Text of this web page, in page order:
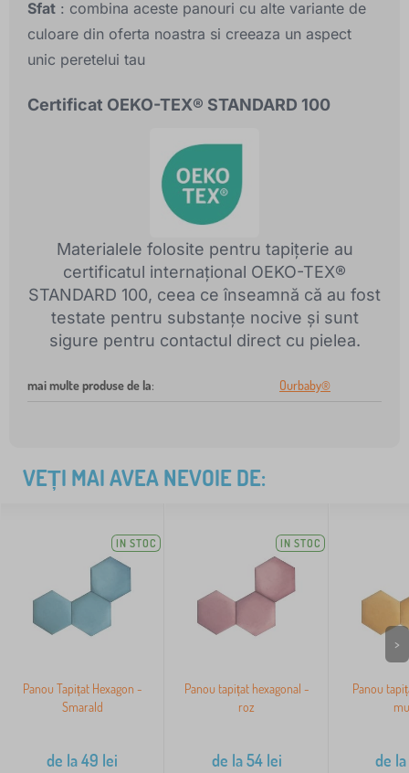
Sfat : combina aceste panouri cu alte variante de
culoare din oferta noastra si creeaza un aspect
unic peretelui tau
Certificat OEKO-TEX® STANDARD 100
Materialele folosite pentru tapițerie au
certificatul internațional OEKO-TEX®
STANDARD 100, ceea ce înseamnă că au fost
testate pentru substanțe nocive și sunt
sigure pentru contactul direct cu pielea.
mai multe produse de la: Ourbaby®
VEȚI MAI AVEA NEVOIE DE:
IN STOC
Panou Tapițat Hexagon -
Smarald
de la49 lei
IN STOC
Panou tapițat hexagonal -
roz
de la54lei
Panou
de la
>